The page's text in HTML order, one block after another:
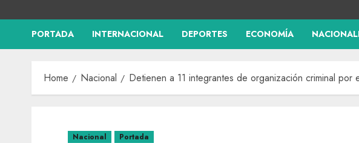
PORTADA INTERNACIONAL DEPORTES ECONOMÍA
Home Nacional Detienen a 11 integrantes de organización criminal
Nacional Portada